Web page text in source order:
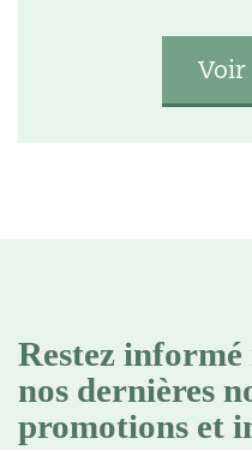
Voir
Restez informé
nos dernières
promotions et